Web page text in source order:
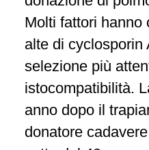
Molti fattori hanno
alte di cyclosporin
selezione più
istocompatibilità.
anno dopo il
donatore